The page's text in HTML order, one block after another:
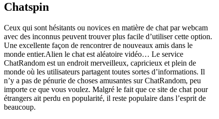
Chatspin
Ceux qui sont hésitants ou novices en matière de chat par webcam
avec des inconnus peuvent trouver plus facile d’utiliser cette option.
Une excellente façon de rencontrer de nouveaux amis dans le
monde entier.Alien le chat est aléatoire vidéo… Le service
ChatRandom est un endroit merveilleux, capricieux et plein de
monde où les utilisateurs partagent toutes sortes d’informations. Il
n’y a pas de pénurie de choses amusantes sur ChatRandom, peu
importe ce que vous voulez. Malgré le fait que ce site de chat pour
étrangers ait perdu en popularité, il reste populaire dans l’esprit de
beaucoup.